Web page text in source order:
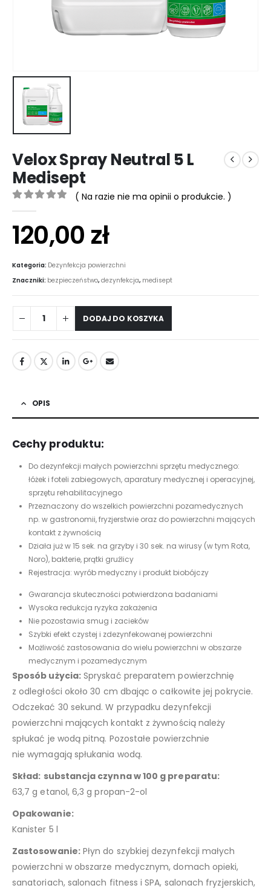
Velox Spray Neutral 5 L
Medisept
( Na razie nie ma opinii o produkcie. )
120,00 zł
Kategoria: Dezynfekcja powierzchni
Znaczniki: bezpieczeństwo, dezynfekcja, medisept
DODAJ DO KOSZYKA
OPIS
Cechy produktu:
Do dezynfekcji małych powierzchni sprzętu medycznego:
łóżek i foteli zabiegowych, aparatury medycznej i operacyjnej,
sprzętu rehabilitacyjnego
Przeznaczony do wszelkich powierzchni pozamedycznych
np. w gastronomii, fryzjerstwie oraz do powierzchni mających
kontakt z żywnością
Działa już w 15 sek. na grzyby i 30 sek. na wirusy (w tym Rota,
Noro), bakterie, prątki gruźlicy
Rejestracja: wyrób medyczny i produkt biobójczy
Gwarancja skuteczności potwierdzona badaniami
Wysoka redukcja ryzyka zakażenia
Nie pozostawia smug i zacieków
Szybki efekt czystej i zdezynfekowanej powierzchni
Możliwość zastosowania do wielu powierzchni w obszarze
medycznym i pozamedycznym
Sposób użycia:Spryskać preparatem powierzchnię
z odległości około 30 cm dbając o całkowite jej pokrycie.
Odczekać 30 sekund. W przypadku dezynfekcji
powierzchni mających kontakt z żywnością należy
spłukać je wodą pitną. Pozostałe powierzchnie
nie wymagają spłukania wodą.
Skład: substancja czynna w 100 g preparatu:
63,7 g etanol, 6,3 g propan-2-ol
Opakowanie:
Kanister 5 l
Zastosowanie:Płyn do szybkiej dezynfekcji małych
powierzchni w obszarze medycznym, domach opieki,
sanatoriach, salonach fitness i SPA, salonach fryzjerskich,